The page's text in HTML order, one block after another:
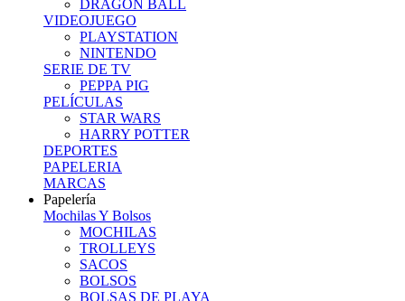
DRAGON BALL
VIDEOJUEGO
PLAYSTATION
NINTENDO
SERIE DE TV
PEPPA PIG
PELÍCULAS
STAR WARS
HARRY POTTER
DEPORTES
PAPELERIA
MARCAS
Papelería
Mochilas Y Bolsos
MOCHILAS
TROLLEYS
SACOS
BOLSOS
BOLSAS DE PLAYA